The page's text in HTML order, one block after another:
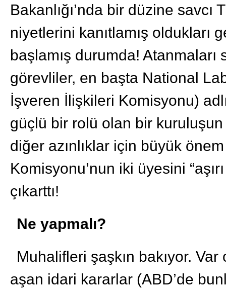
Bakanlığı’nda bir düzine
niyetlerini kanıtlamış oldukları
başlamış durumda! Atanmaları
görevliler, en başta National
İşveren İlişkileri Komisyonu)
güçlü bir rolü olan bir
diğer azınlıklar için büyük
Komisyonu’nun iki üyesini
çıkarttı!
Ne yapmalı?
Muhalifleri şaşkın bakıyor.
aşan idari kararlar (ABD’de